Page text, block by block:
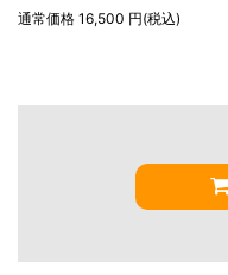
通常価格 16,500 円(税込)